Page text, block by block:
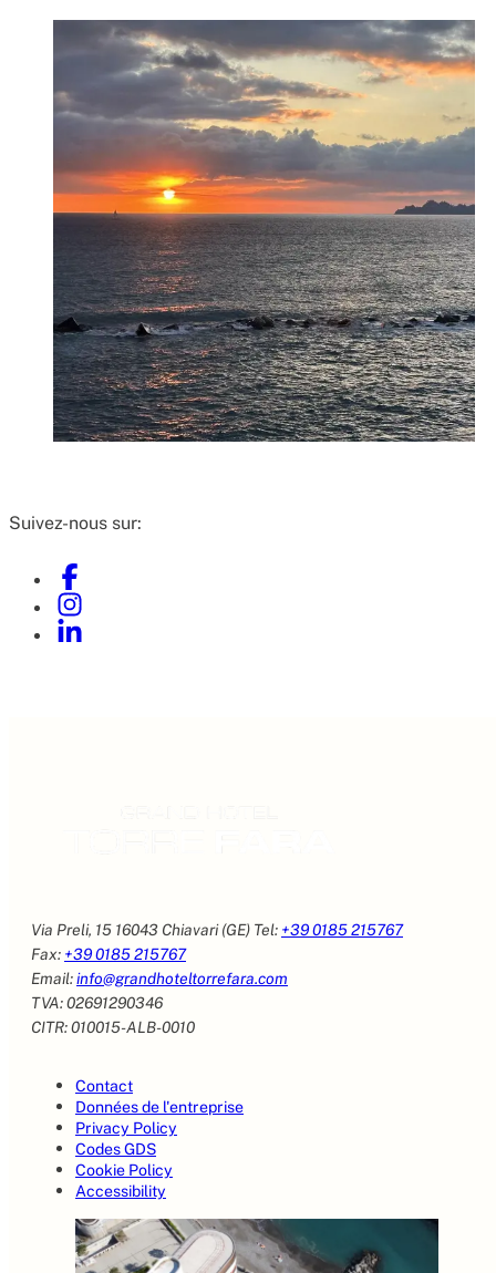
Suivez-nous sur:
Via Preli, 15 16043 Chiavari (GE) Tel: +39 0185 215767
Fax: +39 0185 215767
Email:info@grandhoteltorrefara.com
TVA: 02691290346
CITR: 010015-ALB-0010
Contact
Données de l'entreprise
Privacy Policy
Codes GDS
Cookie Policy
Accessibility